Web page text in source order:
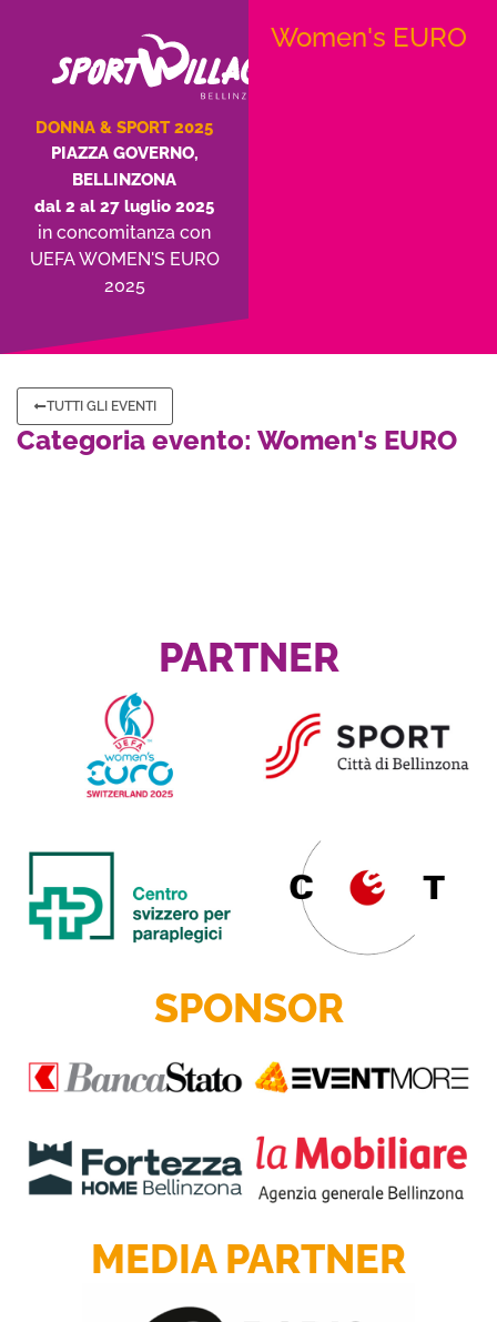
DONNA & SPORT 2025
PIAZZA GOVERNO,
BELLINZONA
dal 2 al 27 luglio 2025
in concomitanza con
UEFA WOMEN'S EURO
2025
Women's EURO
TUTTI GLI EVENTI
Categoria evento: Women's EURO
PARTNER
SPONSOR
MEDIA PARTNER